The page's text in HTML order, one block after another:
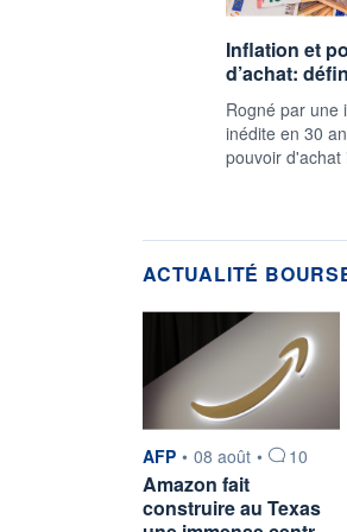
Inflation et
d’achat:
Rogné par une
inédite en 30
pouvoir
ACTUALITÉ
information fournie par
AFP • 08 août • 10
Amazon fait
construire au Texas